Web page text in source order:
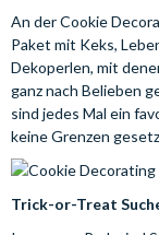
An der Cookie
Paket mit Keks,
Dekoperlen, mit
ganz nach Belieben
sind jedes Mal ein
keine Grenzen
Trick-or-Treat